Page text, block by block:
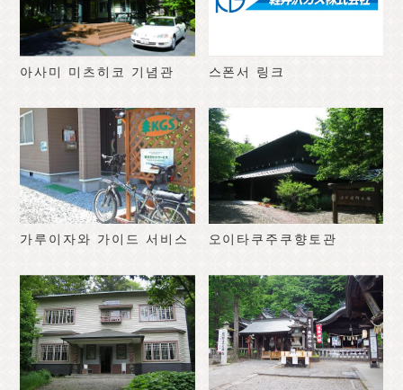
아사미 미츠히코 기념관 스폰서 링크
가루이자와 가이드 서비스 오이타쿠주쿠향토관